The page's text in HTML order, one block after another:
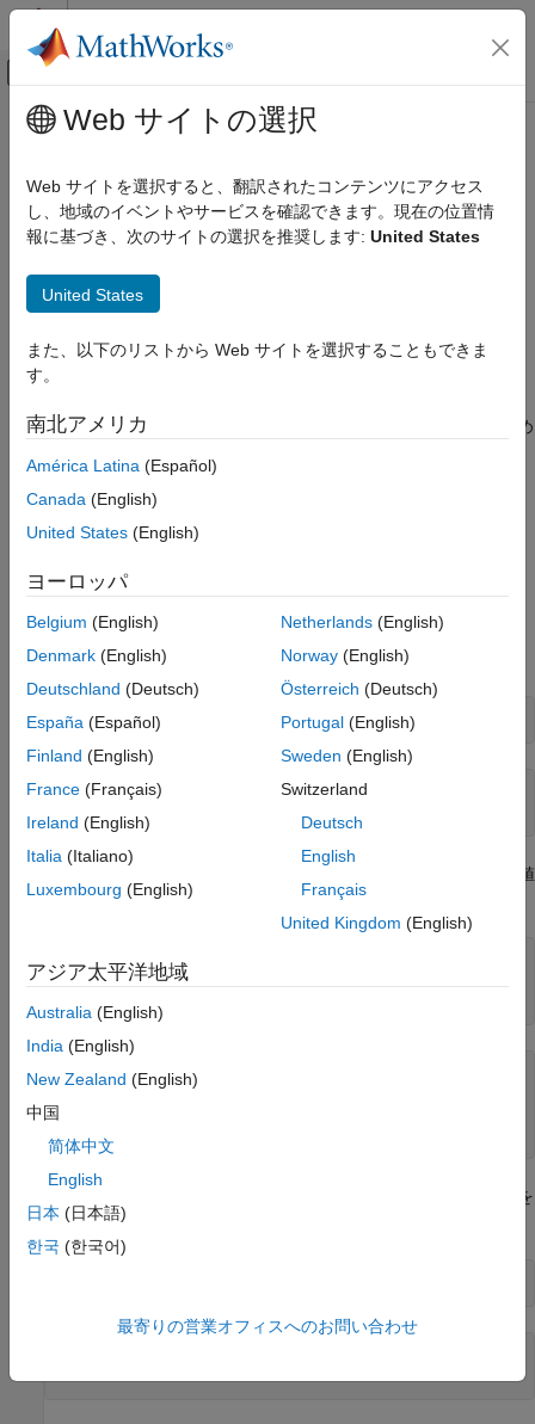
コンテンツへスキップ
オフキャンバス ナビゲーション メ
ドキュメンテーションのホーム
Symbolic Math Toolbox
数学
項目一覧
構文
例
詳細
ヒント
バージョン履歴
メインコンテンツ
eulergamma
オイラー・マスケローニ定数
構文
説明
digitsにより設定された現在の精度の浮動小数点近似を得るため
例
オイラー・マスケローニ定数の表現と数値的近似
eulergammaを使用して、オイラー・マスケローニ定数を表しま
す。これは、シンボリック型
eulergammaを返します。
eulergamma
ans =
eulergamma
で数値
的に近似します。
a = eulergamma;
g = a^2 + log(a)
g =
log(eulergamma) + eulergamma^2
-0.21636138917392614801928563244766
を使用して、オイラー・マスケローニ定数の倍精度近似を
求めます。
Web サイトの選択
Web サイトを選択すると、翻訳されたコンテンツにアクセス
し、地域のイベントやサービスを確認できます。現在の位置情
報に基づき、次のサイトの選択を推奨します: United States
United States
また、以下のリストから Web サイトを選択することもできま
す。
南北アメリカ
América Latina (Español)
Canada (English)
United States (English)
ヨーロッパ
Belgium (English)
Denmark (English)
Deutschland (Deutsch)
España (Español)
Finland (English)
France (Français)
Ireland (English)
Italia (Italiano)
Luxembourg (English)
Netherlands(English)
Norway(English)
Österreich (Deutsch)
Portugal(English)
Sweden (English)
Switzerland
Deutsch
English
Français
United Kingdom (English)
アジア太平洋地域
Australia (English)
India (English)
New Zealand (English)
中国
简体中文
English
日本 (日本語)
한국 (한국어)
最寄りの営業オフィスへのお問い合わせ